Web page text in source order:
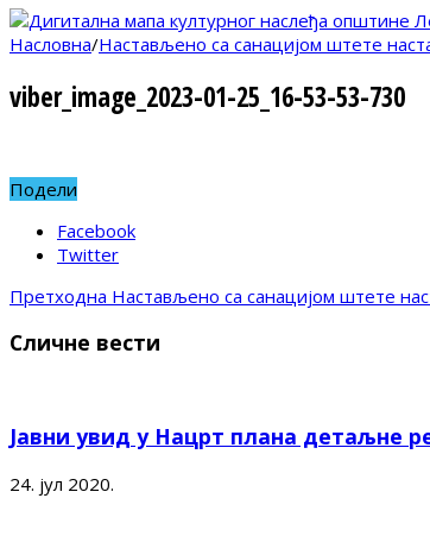
Насловна/Настављено са санацијом штете
viber_image_2023-01-25_16-53-53-730
Подели
Facebook
Twitter
Претходна Настављено са санацијом штете
Сличне вести
Јавни увид у Нацрт плана детаљне
24. јул 2020.